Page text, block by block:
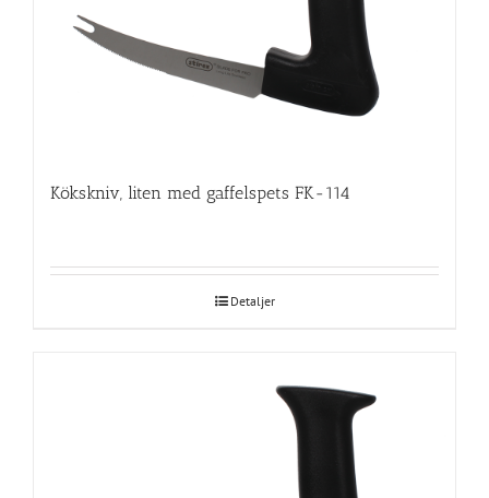
Kökskniv, liten med gaffelspets FK-114
Detaljer